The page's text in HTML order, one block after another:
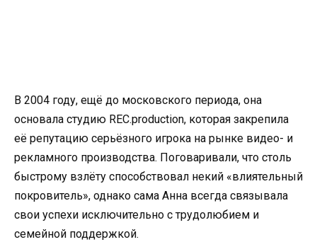
В 2004 году, ещё до московского периода, она
основала студию REC.production, которая закрепила
её репутацию серьёзного игрока на рынке видео- и
рекламного производства. Поговаривали, что столь
быстрому взлёту способствовал некий «влиятельный
покровитель», однако сама Анна всегда связывала
свои успехи исключительно с трудолюбием и
семейной поддержкой.